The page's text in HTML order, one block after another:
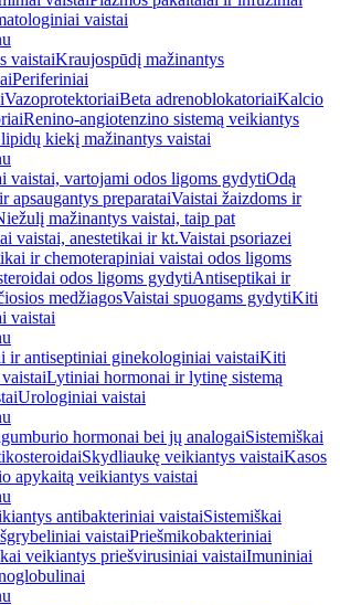
vaistai
vaistaiKraujospūdį mažinantys
Periferiniai
VazoprotektoriaiBeta adrenoblokatoriaiKalcio
Renino-angiotenzino sistemą veikiantys
kiekį mažinantys vaistai
vaistai, vartojami odos ligoms gydytiOdą
apsaugantys preparataiVaistai žaizdoms ir
mažinantys vaistai, taip pat
vaistai, anestetikai ir kt.Vaistai psoriazei
ir chemoterapiniai vaistai odos ligoms
odos ligoms gydytiAntiseptikai ir
medžiagosVaistai spuogams gydytiKiti
vaistai
ir antiseptiniai ginekologiniai vaistaiKiti
Lytiniai hormonai ir lytinę sistemą
Urologiniai vaistai
hormonai bei jų analogaiSistemiškai
Skydliaukę veikiantys vaistaiKasos
apykaitą veikiantys vaistai
antibakteriniai vaistaiSistemiškai
vaistaiPriešmikobakteriniai
veikiantys priešvirusiniai vaistaiImuniniai